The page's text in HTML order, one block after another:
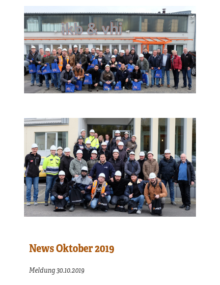
News Oktober 2019
Meldung 30.10.2019